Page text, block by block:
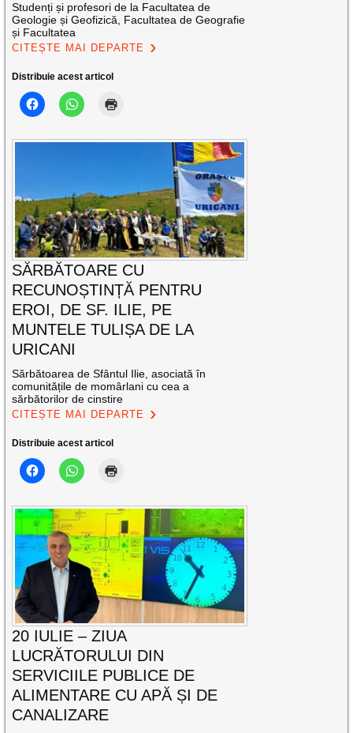
Studenți și profesori de la Facultatea de
Geologie și Geofizică, Facultatea de Geografie
și Facultatea
CITEȘTE MAI DEPARTE
Distribuie acest articol
SĂRBĂTOARE CU
RECUNOȘTINȚĂ PENTRU
EROI, DE SF. ILIE, PE
MUNTELE TULIȘA DE LA
URICANI
Sărbătoarea de Sfântul Ilie, asociată în
comunitățile de momârlani cu cea a
sărbătorilor de cinstire
CITEȘTE MAI DEPARTE
Distribuie acest articol
20 IULIE – ZIUA
LUCRĂTORULUI DIN
SERVICIILE PUBLICE DE
ALIMENTARE CU APĂ ȘI DE
CANALIZARE